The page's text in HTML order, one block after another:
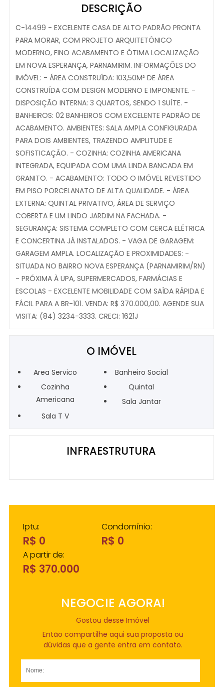
DESCRIÇÃO
C-14499 - EXCELENTE CASA DE ALTO PADRÃO PRONTA
PARA MORAR, COM PROJETO ARQUITETÔNICO
MODERNO, FINO ACABAMENTO E ÓTIMA LOCALIZAÇÃO
EM NOVA ESPERANÇA, PARNAMIRIM. INFORMAÇÕES DO
IMÓVEL: - ÁREA CONSTRUÍDA: 103,50M² DE ÁREA
CONSTRUÍDA COM DESIGN MODERNO E IMPONENTE. -
DISPOSIÇÃO INTERNA: 3 QUARTOS, SENDO 1 SUÍTE. -
BANHEIROS: 02 BANHEIROS COM EXCELENTE PADRÃO DE
ACABAMENTO. AMBIENTES: SALA AMPLA CONFIGURADA
PARA DOIS AMBIENTES, TRAZENDO AMPLITUDE E
SOFISTICAÇÃO. - COZINHA: COZINHA AMERICANA
INTEGRADA, EQUIPADA COM UMA LINDA BANCADA EM
GRANITO. - ACABAMENTO: TODO O IMÓVEL REVESTIDO
EM PISO PORCELANATO DE ALTA QUALIDADE. - ÁREA
EXTERNA: QUINTAL PRIVATIVO, ÁREA DE SERVIÇO
COBERTA E UM LINDO JARDIM NA FACHADA. -
SEGURANÇA: SISTEMA COMPLETO COM CERCA ELÉTRICA
E CONCERTINA JÁ INSTALADOS. - VAGA DE GARAGEM:
GARAGEM AMPLA. LOCALIZAÇÃO E PROXIMIDADES: -
SITUADA NO BAIRRO NOVA ESPERANÇA (PARNAMIRIM/RN)
- PRÓXIMA À UPA, SUPERMERCADOS, FARMÁCIAS E
ESCOLAS - EXCELENTE MOBILIDADE COM SAÍDA RÁPIDA E
FÁCIL PARA A BR-101. VENDA: R$ 370.000,00. AGENDE SUA
VISITA: (84) 3234-3333. CRECI: 1621J
O IMÓVEL
Area Servico
Banheiro Social
Cozinha
Americana
Quintal
Sala Jantar
Sala T V
INFRAESTRUTURA
Iptu:
R$ 0
Condomínio:
R$ 0
A partir de:
R$ 370.000
NEGOCIE AGORA!
Gostou desse Imóvel
Então compartilhe aqui sua proposta ou
dúvidas que a gente entra em contato.